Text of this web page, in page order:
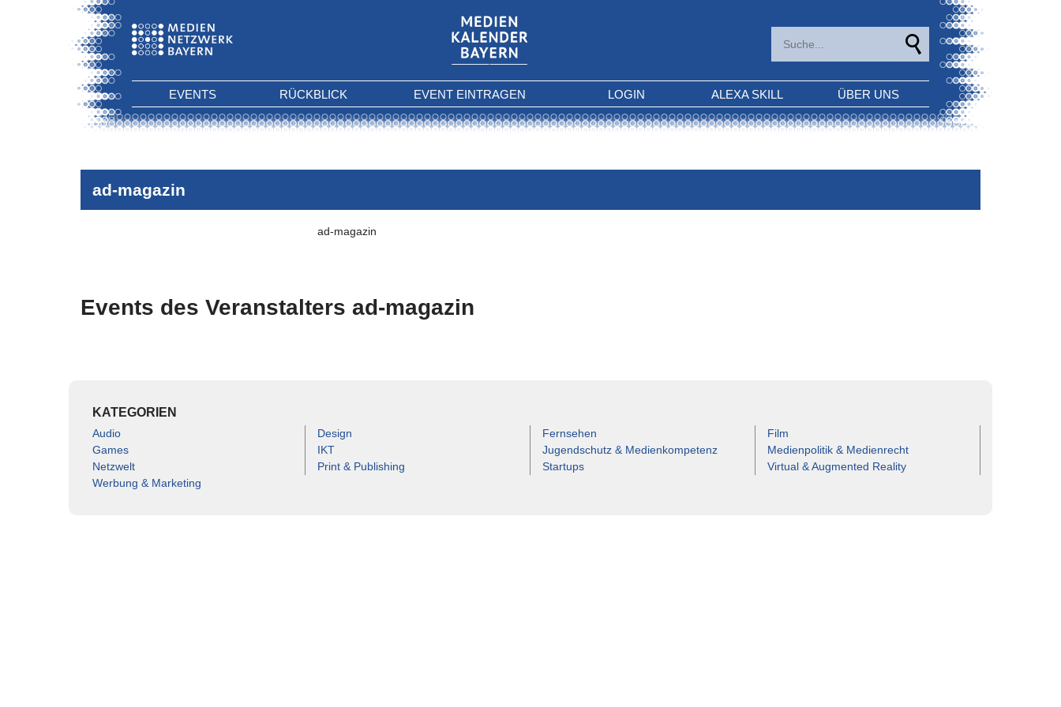
EVENTS RÜCKBLICK EVENT EINTRAGEN LOGIN ALEXA SKILL ÜBER UNS
ad-magazin
ad-magazin
Events des Veranstalters ad-magazin
KATEGORIEN
Audio Design Fernsehen
Film
Games
IKT Jugendschutz & Medienkompetenz
Medienpolitik & Medienrecht
Netzwelt
Print & Publishing Startups
Virtual & Augmented Reality
Werbung & Marketing